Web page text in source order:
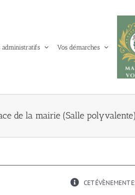
administratifs Vos démarches
de la mairie (Salle polyvalente)
CET ÉVÈNEMENT